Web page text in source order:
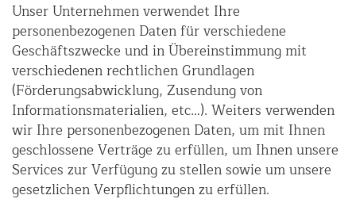
Unser Unternehmen verwendet Ihre
personenbezogenen Daten für verschiedene
Geschäftszwecke und in Übereinstimmung mit
verschiedenen rechtlichen Grundlagen
(Förderungsabwicklung, Zusendung von
Informationsmaterialien, etc…). Weiters verwenden
wir Ihre personenbezogenen Daten, um mit Ihnen
geschlossene Verträge zu erfüllen, um Ihnen unsere
Services zur Verfügung zu stellen sowie um unsere
gesetzlichen Verpflichtungen zu erfüllen.